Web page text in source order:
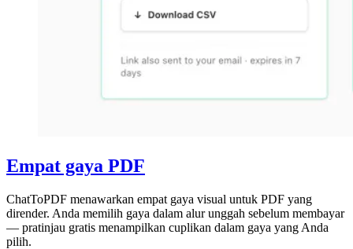
Empat gaya PDF
ChatToPDF menawarkan empat gaya visual untuk PDF yang
dirender. Anda memilih gaya dalam alur unggah sebelum membayar
— pratinjau gratis menampilkan cuplikan dalam gaya yang Anda
pilih.